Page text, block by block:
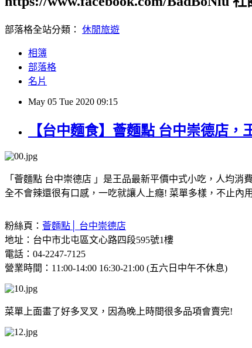
部落格全站分類： 休閒旅遊
相簿
部落格
名片
May 05 Tue 2020 09:15
【台中麵食】薈麵點 台中崇德店
「薈麵點 台中崇德店 」是王品最新平價中式小吃，人均
全不會辣還很有口感，一吃就讓人上癮! 菜單多樣，不止內
粉絲頁： 薈麵點│ 台中崇德店
地址：台中市北屯區文心路四段595號1樓
電話：04-2247-7125
營業時間：11:00-14:00 16:30-21:00 (五六日中午不休息)
菜單上面畫了好多叉叉，因為晚上時間很多品項會賣完!